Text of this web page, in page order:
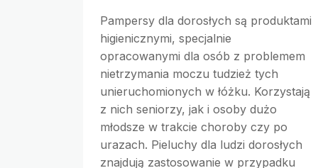
Pampersy dla dorosłych są produktami
higienicznymi, specjalnie
opracowanymi dla osób z problemem
nietrzymania moczu tudzież tych
unieruchomionych w łóżku. Korzystają
z nich seniorzy, jak i osoby dużo
młodsze w trakcie choroby czy po
urazach. Pieluchy dla ludzi dorosłych
znajdują zastosowanie w przypadku